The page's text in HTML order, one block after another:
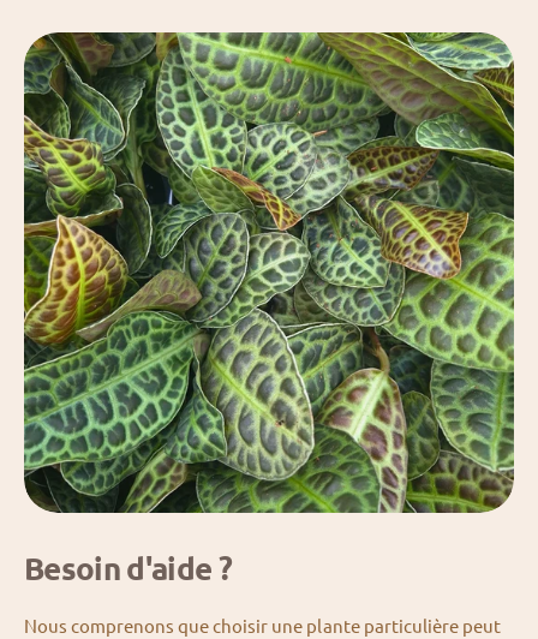
Besoin d'aide ?
Nous comprenons que choisir une plante particulière peut